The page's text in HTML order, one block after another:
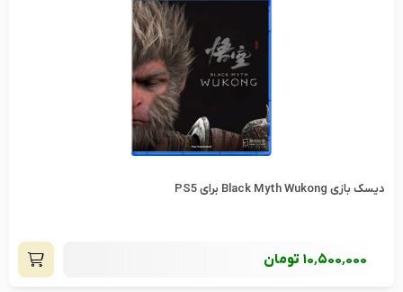
دیسک بازی Black Myth Wukong برای PS5
10٬500٬000 تومان